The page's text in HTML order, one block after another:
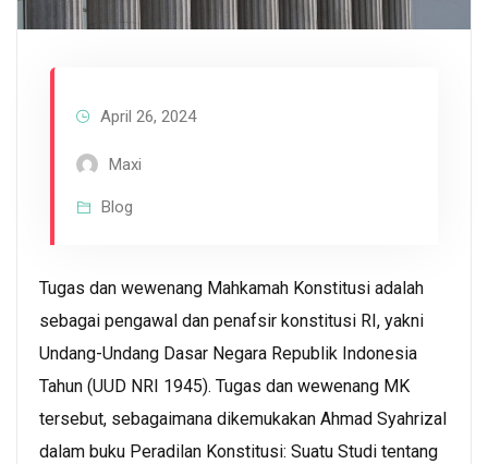
April 26, 2024
Maxi
Blog
Tugas dan wewenang Mahkamah Konstitusi adalah
sebagai pengawal dan penafsir konstitusi RI, yakni
Undang-Undang Dasar Negara Republik Indonesia
Tahun (UUD NRI 1945). Tugas dan wewenang MK
tersebut, sebagaimana dikemukakan Ahmad Syahrizal
dalam buku Peradilan Konstitusi: Suatu Studi tentang